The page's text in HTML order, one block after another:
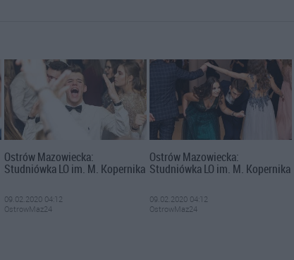
Ostrów Mazowiecka:
Studniówka LO im. M. Kopernika
09.02.2020 04:12
OstrowMaz24
Ostrów Mazowiecka:
Studniówka LO im. M. Kopernika
09.02.2020 04:12
OstrowMaz24